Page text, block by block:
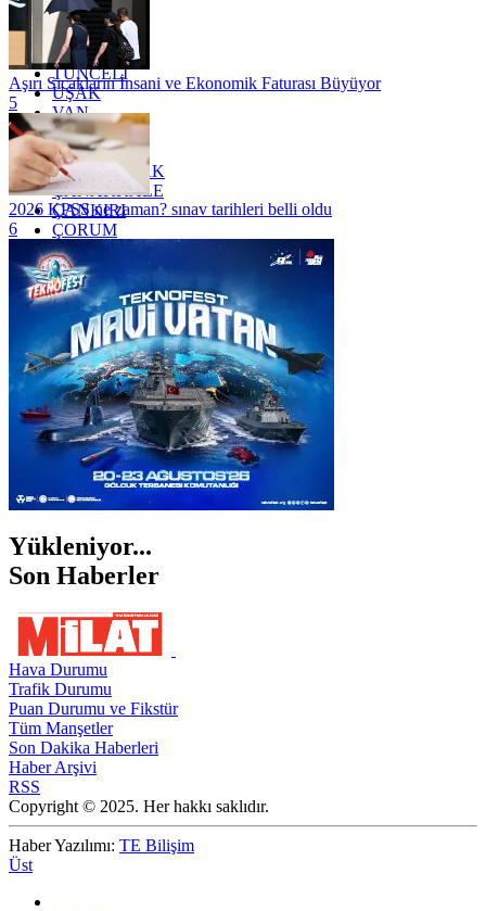
TEKİRDAĞ
TOKAT
TRABZON
TUNCELİ
UŞAK
VAN
YALOVA
YOZGAT
ZONGULDAK
ÇANAKKALE
ÇANKIRI
ÇORUM
İSTANBUL
İZMİR
ŞANLIURFA
ŞIRNAK
Aşırı Sıcakların İnsani ve Ekonomik Faturası Büyüyor
5
2026 KPSS ne zaman? sınav tarihleri belli oldu
6
Yükleniyor...
Son Haberler
Hava Durumu
Trafik Durumu
Puan Durumu ve Fikstür
Tüm Manşetler
Son Dakika Haberleri
Haber Arşivi
RSS
Copyright © 2025. Her hakkı saklıdır.
Haber Yazılımı: TE Bilişim
Üst